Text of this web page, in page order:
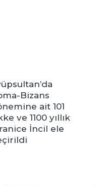
Bizans
ait 101
ve 1100 yıllık
İncil ele